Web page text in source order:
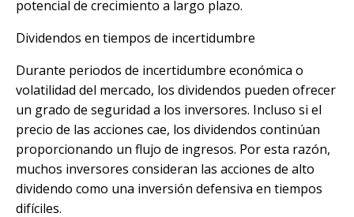
potencial de crecimiento a largo plazo.
Dividendos en tiempos de incertidumbre
Durante periodos de incertidumbre económica o
volatilidad del mercado, los dividendos pueden ofrecer
un grado de seguridad a los inversores. Incluso si el
precio de las acciones cae, los dividendos continúan
proporcionando un flujo de ingresos. Por esta razón,
muchos inversores consideran las acciones de alto
dividendo como una inversión defensiva en tiempos
difíciles.